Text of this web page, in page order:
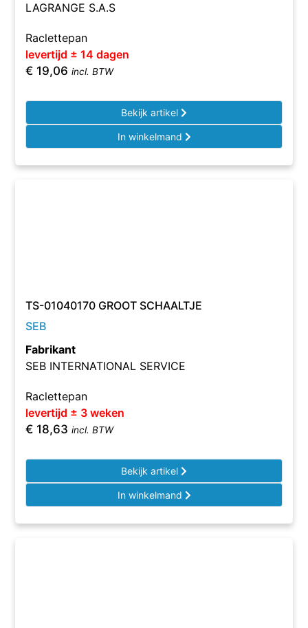
LAGRANGE S.A.S
Raclettepan
levertijd ± 14 dagen
€ 19,06 incl. BTW
Bekijk artikel
In winkelmand
TS-01040170 GROOT SCHAALTJE
SEB
Fabrikant
SEB INTERNATIONAL SERVICE
Raclettepan
levertijd ± 3 weken
€ 18,63 incl. BTW
Bekijk artikel
In winkelmand